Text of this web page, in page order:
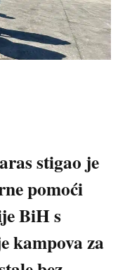
stigao je
pomoći
BiH s
kampova za